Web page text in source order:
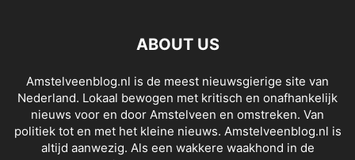
ABOUT US
Amstelveenblog.nl is de meest nieuwsgierige site van
Nederland. Lokaal bewogen met kritisch en onafhankelijk
nieuws voor en door Amstelveen en omstreken. Van
politiek tot en met het kleine nieuws. Amstelveenblog.nl is
altijd aanwezig. Als een wakkere waakhond in de